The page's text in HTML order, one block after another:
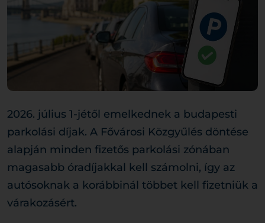
2026. július 1-jétől emelkednek a budapesti
parkolási díjak. A Fővárosi Közgyűlés döntése
alapján minden fizetős parkolási zónában
magasabb óradíjakkal kell számolni, így az
autósoknak a korábbinál többet kell fizetniük a
várakozásért.